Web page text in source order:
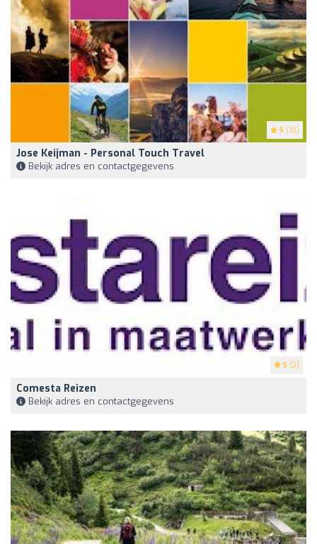
5 (10)
Jose Keijman - Personal Touch Travel
Bekijk adres en contactgegevens
5 (2)
Comesta Reizen
Bekijk adres en contactgegevens